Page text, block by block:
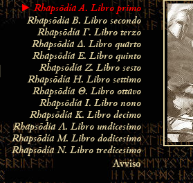
►Rhapsōdía A. Libro primo
Rhapsōdía B. Libro secondo
Rhapsōdía Γ. Libro terzo
Rhapsōdía Δ. Libro quarto
Rhapsōdía Ε. Libro quinto
Rhapsōdía Ζ. Libro sesto
Rhapsōdía Η. Libro settimo
Rhapsōdía Θ. Libro ottavo
Rhapsōdía Ι. Libro nono
Rhapsōdía Κ. Libro decimo
Rhapsōdía Λ. Libro undicesimo
Rhapsōdía Μ. Libro dodicesimo
RhapsōdíaΝ. Libro tredicesimo
Avviso